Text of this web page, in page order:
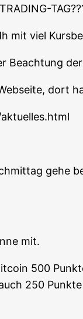
mit viel
Beach­tung
dort
gehe
mit.
500
250